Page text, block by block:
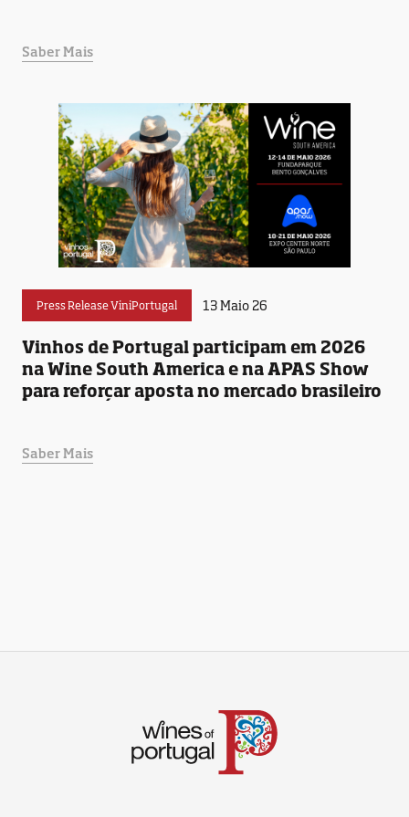
Saber Mais
Press Release ViniPortugal 13 Maio 26
Vinhos de Portugal participam em 2026
na Wine South America e na APAS Show
para reforçar aposta no mercado brasileiro
Saber Mais